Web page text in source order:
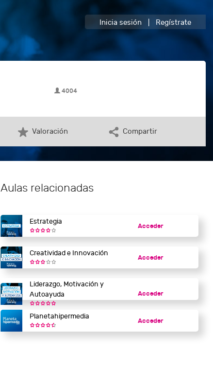
Inicia sesión Regístrate
4004
Valoración Compartir
Aulas relacionadas
Estrategia
Acceder
Creatividad e Innovación
Acceder
Liderazgo, Motivación y
Autoayuda
Acceder
Planetahipermedia
Acceder